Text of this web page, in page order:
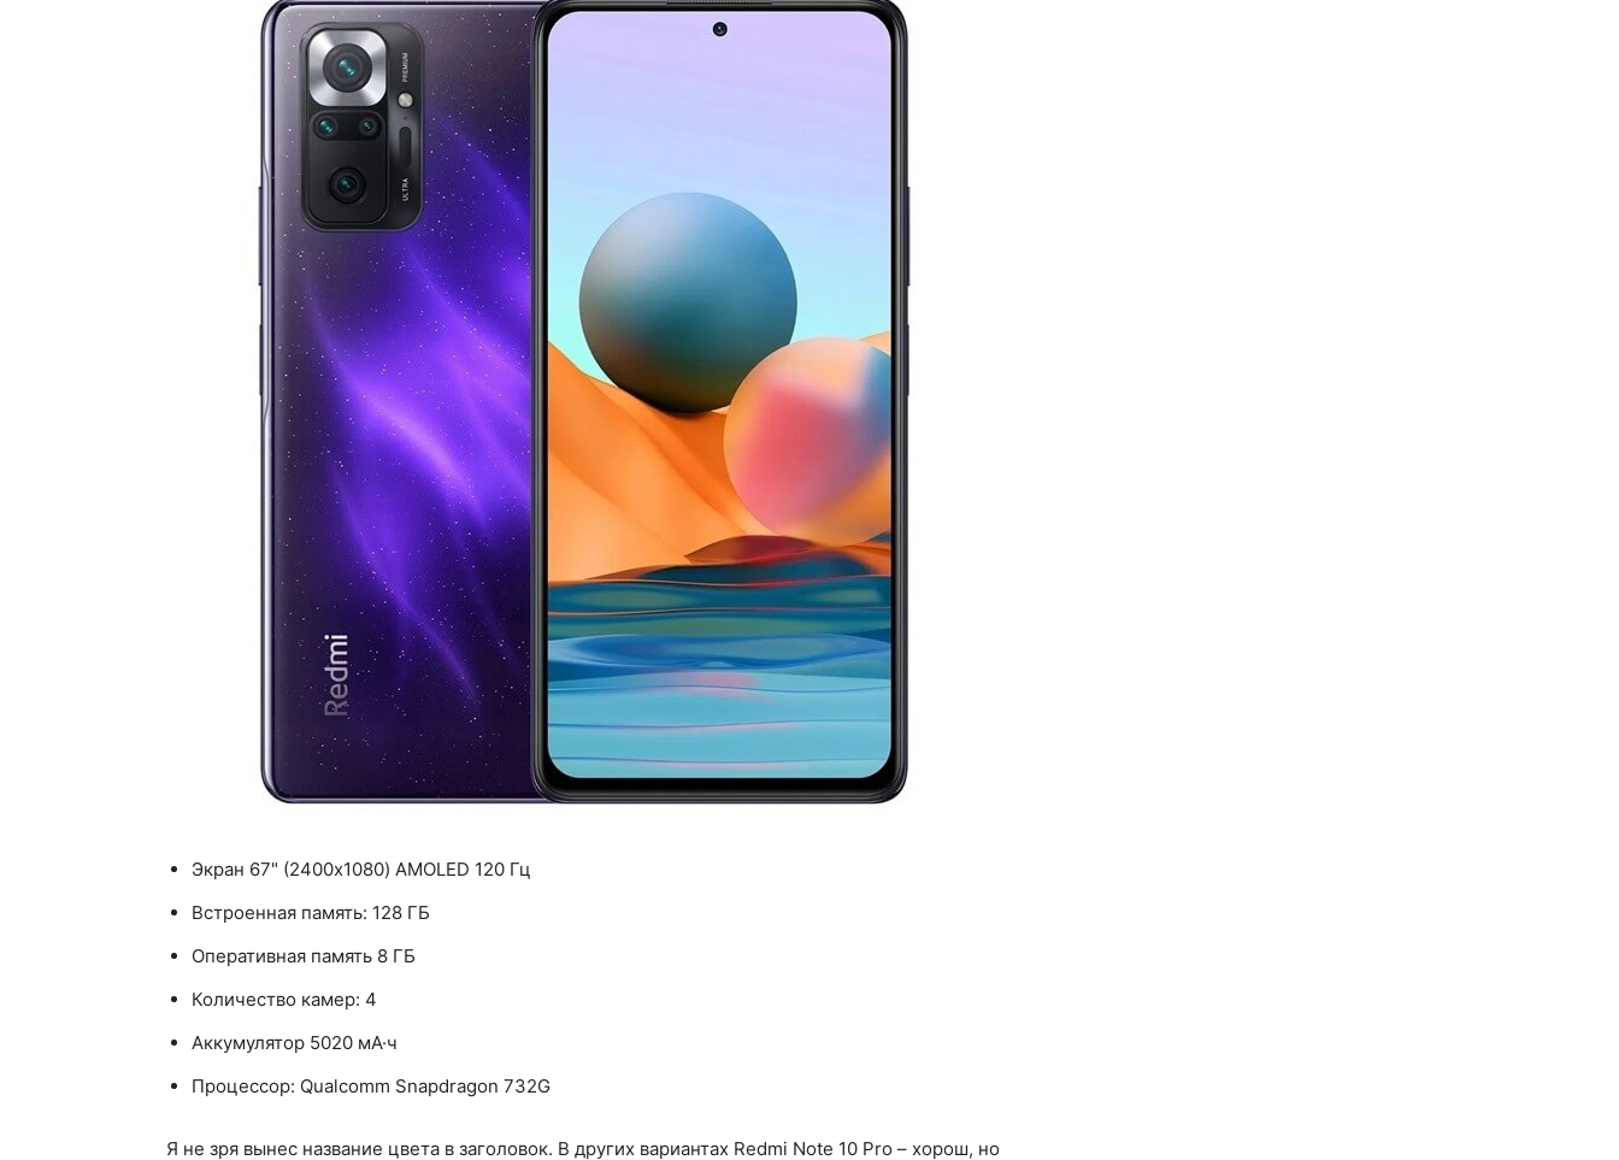
Экран 67" (2400x1080) AMOLED 120 Гц
Встроенная память: 128 ГБ
Оперативная память 8 ГБ
Количество камер: 4
Аккумулятор 5020 мА·ч
Процессор: Qualcomm Snapdragon 732G
Я не зря вынес название цвета в заголовок. В других вариантах Redmi Note 10 Pro – хорош, но